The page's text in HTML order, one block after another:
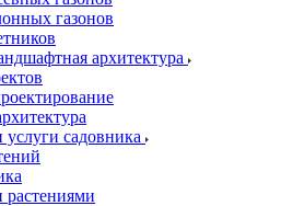
газонов
архитектура
услуги садовника
растениями